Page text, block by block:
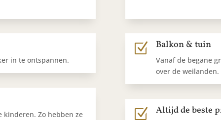
in te ontspannen.
kinderen. Zo hebben ze
Z Balkon & tuin
Vanaf de begane
over de
Z Altijd de beste